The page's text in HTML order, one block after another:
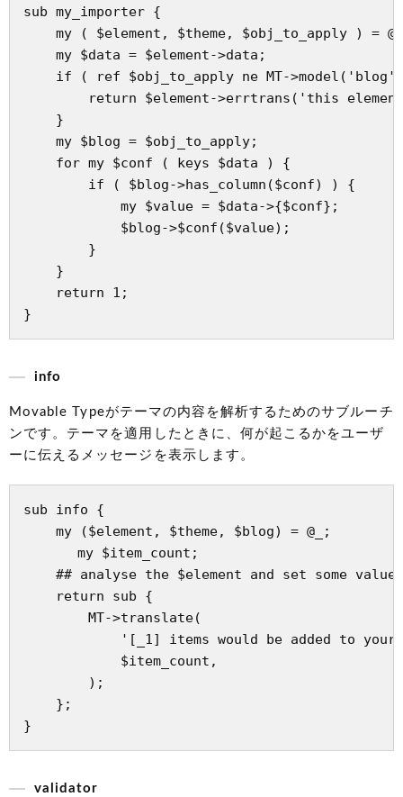
sub my_importer {
my ( $element, $theme, $obj_to_apply ) =
    my $data = $element->data;
if ( ref $obj_to_apply ne MT-
return $element->errtrans('this
    }
    my $blog = $obj_to_apply;
    for my $conf ( keys $data ) {
        if ( $blog->has_column($conf) ) {
            my $value = $data->{$conf};
            $blog->$conf($value);
        }
    }
    return 1;
info
Movable Typeがテーマの内容を解析するためのサブルーチ
ンです。テーマを適用したときに、何が起こるかをユーザ
ーに伝えるメッセージを表示します。
sub info {
    my ($element, $theme, $blog) = @_;
my $item_count;
## analyse the $element and set some value
    return sub {
        MT->translate(
'[_1] items would be added to your
            $item_count,
        );
    };
validator